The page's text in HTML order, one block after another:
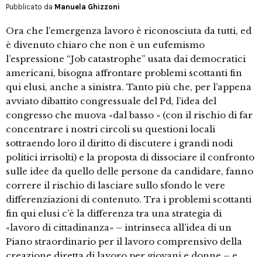
Pubblicato da Manuela Ghizzoni
Ora che l’emergenza lavoro è riconosciuta da tutti, ed
è divenuto chiaro che non è un eufemismo
l’espressione “Job catastrophe” usata dai democratici
americani, bisogna affrontare problemi scottanti fin
qui elusi, anche a sinistra. Tanto più che, per l’appena
avviato dibattito congressuale del Pd, l’idea del
congresso che muova «dal basso » (con il rischio di far
concentrare i nostri circoli su questioni locali
sottraendo loro il diritto di discutere i grandi nodi
politici irrisolti) e la proposta di dissociare il confronto
sulle idee da quello delle persone da candidare, fanno
correre il rischio di lasciare sullo sfondo le vere
differenziazioni di contenuto. Tra i problemi scottanti
fin qui elusi c’è la differenza tra una strategia di
«lavoro di cittadinanza» – intrinseca all’idea di un
Piano straordinario per il lavoro comprensivo della